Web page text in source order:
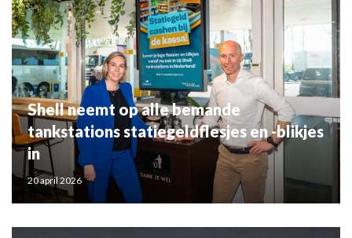
Shell neemt op alle bemande
tankstations statiegeldflesjes en -blikjes
in
20 april 2026